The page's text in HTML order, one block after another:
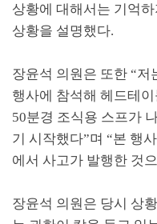
상황에 대해서는 기억
상황을 설명했다.
장윤석 의원은 또한 “저
행사에 참석해 헤드테
50분경 조식용 스프가
기 시작했다”며 “본 행
에서 사고가 발행한 것
장윤석 의원은 당시 상